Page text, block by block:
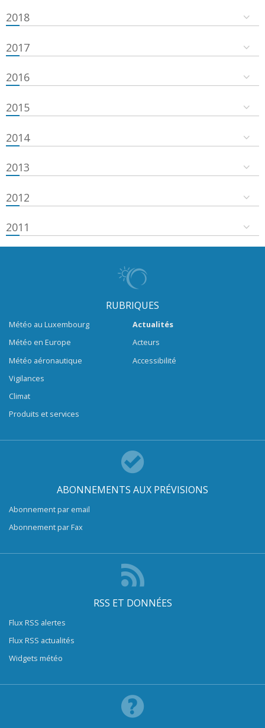
2018
2017
2016
2015
2014
2013
2012
2011
RUBRIQUES
Météo au Luxembourg
Météo en Europe
Météo aéronautique
Vigilances
Climat
Produits et services
Actualités
Acteurs
Accessibilité
ABONNEMENTS AUX PRÉVISIONS
Abonnement par email
Abonnement par Fax
RSS ET DONNÉES
Flux RSS alertes
Flux RSS actualités
Widgets météo